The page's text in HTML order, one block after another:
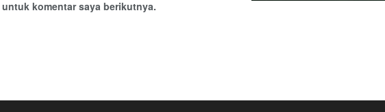
komentar saya berikutnya.